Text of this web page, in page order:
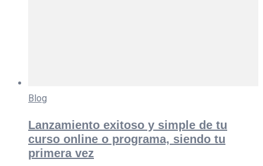
Blog
Lanzamiento exitoso y simple de tu
curso online o programa, siendo tu
primera vez